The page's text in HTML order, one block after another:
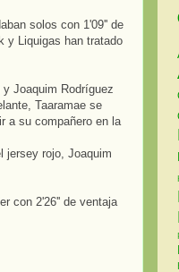
solos con 1'09'' de
y Liquigas han tratado
Joaquim Rodríguez
Taaramae se
a su compañero en la
jersey rojo, Joaquim
con 2'26'' de ventaja